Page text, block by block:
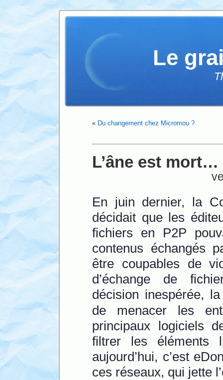
Le
« Du changement chez Micromou ?
L’âne est
En juin dernier, la
décidait que les
fichiers en P2P
contenus échangés
être coupables de
d’échange de
décision inespérée,
de menacer les
principaux logiciels
filtrer les éléments
aujourd’hui, c’est
ces réseaux, qui jette